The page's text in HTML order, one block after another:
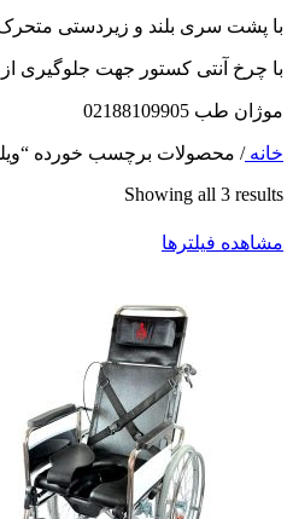
با پشت سری بلند و زیردستی متحرک
با چرخ آنتی کستور جهت جلوگیری از
موژان طب 02188109905
خانه/ محصولات برچسب خورده
Showing all 3 results
مشاهده فیلترها